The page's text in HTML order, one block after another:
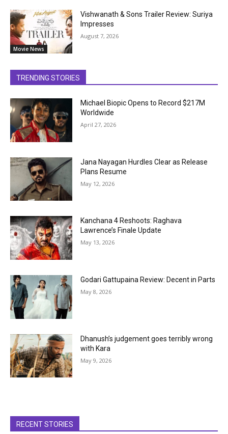
Movie News
Vishwanath & Sons Trailer Review: Suriya
Impresses
August 7, 2026
TRENDING STORIES
Michael Biopic Opens to Record $217M
Worldwide
April 27, 2026
Jana Nayagan Hurdles Clear as Release
Plans Resume
May 12, 2026
Kanchana 4 Reshoots: Raghava
Lawrence’s Finale Update
May 13, 2026
Godari Gattupaina Review: Decent in Parts
May 8, 2026
Dhanush’s judgement goes terribly wrong
with Kara
May 9, 2026
RECENT STORIES